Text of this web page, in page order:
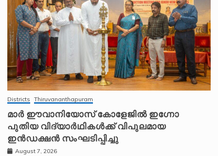
Districts Thiruvananthapuram
മാർ ഈവാനിയോസ് കോളേജിൽ ഇഗ്നോ
പുതിയ വിദ്യാർഥികൾക്ക് വിപുലമായ
ഇൻഡക്ഷൻ സംഘടിപ്പിച്ചു
August 7, 2026